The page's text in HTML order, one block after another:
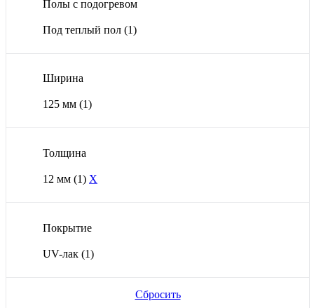
Полы с подогревом
Под теплый пол (1)
Ширина
125 мм (1)
Толщина
12 мм (1) X
Покрытие
UV-лак (1)
Сбросить